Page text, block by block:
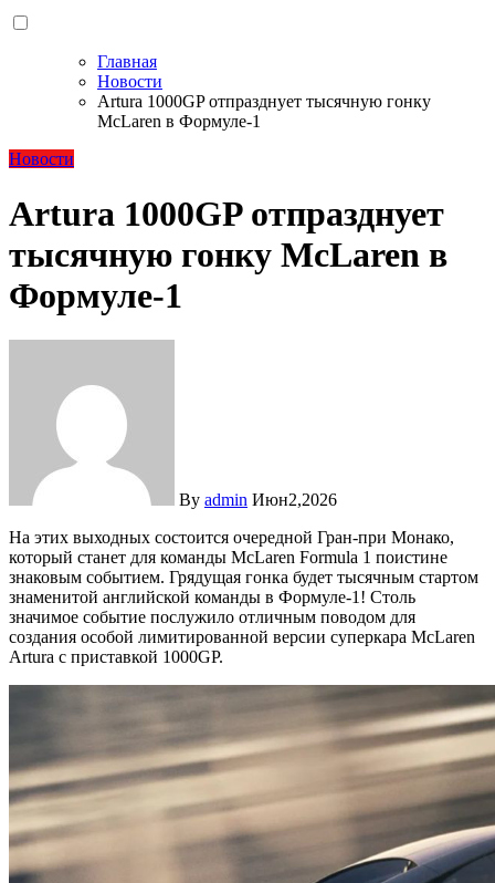
Главная
Новости
Artura 1000GP отпразднует тысячную гонку
McLaren в Формуле-1
Новости
Artura 1000GP отпразднует
тысячную гонку McLaren в
Формуле-1
By admin Июн2,2026
На этих выходных состоится очередной Гран-при Монако,
который станет для команды McLaren Formula 1 поистине
знаковым событием. Грядущая гонка будет тысячным стартом
знаменитой английской команды в Формуле-1! Столь
значимое событие послужило отличным поводом для
создания особой лимитированной версии суперкара McLaren
Artura с приставкой 1000GP.